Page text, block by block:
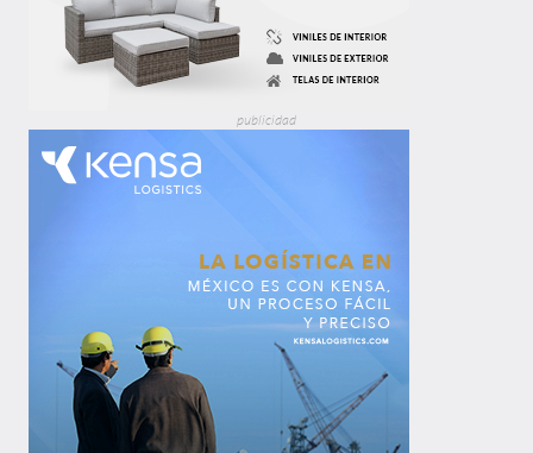
publicidad